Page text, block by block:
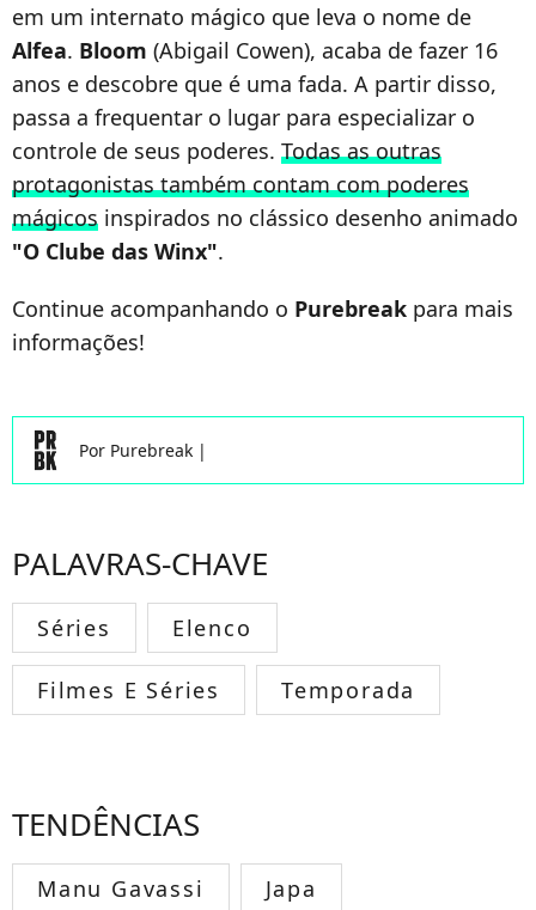
em um internato mágico que leva o nome de
Alfea. Bloom (Abigail Cowen), acaba de fazer 16
anos e descobre que é uma fada. A partir disso,
passa a frequentar o lugar para especializar o
controle de seus poderes. Todas as outras
protagonistas também contam com poderes
mágicos inspirados no clássico desenho animado
"O Clube das Winx".
Continue acompanhando o Purebreak para mais
informações!
Por Purebreak |
PALAVRAS-CHAVE
Séries Elenco
Filmes E Séries Temporada
TENDÊNCIAS
Manu Gavassi Japa